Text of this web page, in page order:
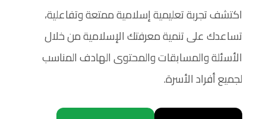
اكتشف تجربة تعليمية إسلامية ممتعة وتفاعلية،
تساعدك على تنمية معرفتك الإسلامية من خلال
الأسئلة والمسابقات والمحتوى الهادف المناسب
لجميع أفراد الأسرة.